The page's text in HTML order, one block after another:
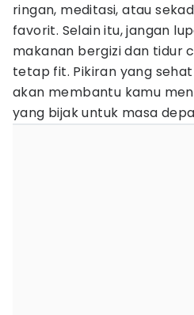
ringan, meditasi, atau
favorit. Selain itu, jangan
makanan bergizi dan tidur
tetap fit. Pikiran yang
akan membantu kamu
yang bijak untuk masa